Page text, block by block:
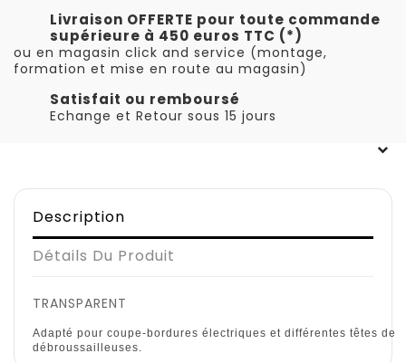
Livraison OFFERTE pour toute commande
supérieure à 450 euros TTC (*)
ou en magasin click and service (montage,
formation et mise en route au magasin)
Satisfait ou remboursé
Echange et Retour sous 15 jours
Description
Détails Du Produit
TRANSPARENT
Adapté pour coupe-bordures électriques et différentes têtes de
débroussailleuses.